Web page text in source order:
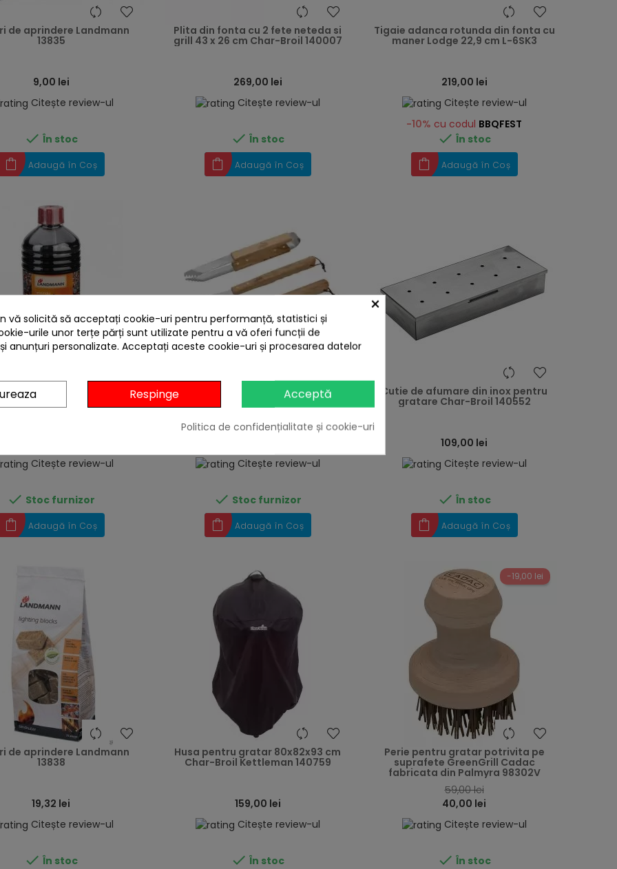
heart
de aprindere Landmann
13835
9,00 lei
Citește review-ul
 În stoc
Adaugă în Coș
heart
Plita din fonta cu 2 fete neteda si
grill 43 x 26 cm Char-Broil 140007
269,00 lei
Citește review-ul
 În stoc
Adaugă în Coș
heart
Tigaie adanca rotunda din fonta cu
maner Lodge 22,9 cm L-6SK3
219,00 lei
Citește review-ul
-10% cu codul BBQFEST
 În stoc
Adaugă în Coș
aprindere gratar 1 litru
Landmann 0128
Citește review-ul
 Stoc furnizor
Adaugă în Coș
Set 3 ustensile pentru gratar cu
manere de lemn Cattara TT13108
Citește review-ul
 Stoc furnizor
Adaugă în Coș
heart
Cutie de afumare din inox pentru
gratare Char-Broil 140552
109,00 lei
Citește review-ul
 În stoc
Adaugă în Coș
heart
de aprindere Landmann
13838
19,32 lei
Citește review-ul
 În stoc
heart
Husa pentru gratar 80x82x93 cm
Char-Broil Kettleman 140759
159,00 lei
Citește review-ul
 În stoc
-19,00 lei
heart
Perie pentru gratar potrivita pe
suprafete GreenGrill Cadac
fabricata din Palmyra 98302V
59,00 lei
40,00 lei
Citește review-ul
 În stoc
×
vă solicită să acceptați cookie-uri pentru performanță, statistici și
urile unor terțe părți sunt utilizate pentru a vă oferi funcții de
anunțuri personalizate. Acceptați aceste cookie-uri și procesarea datelor
Respinge Acceptă
Politica de confidențialitate și cookie-uri